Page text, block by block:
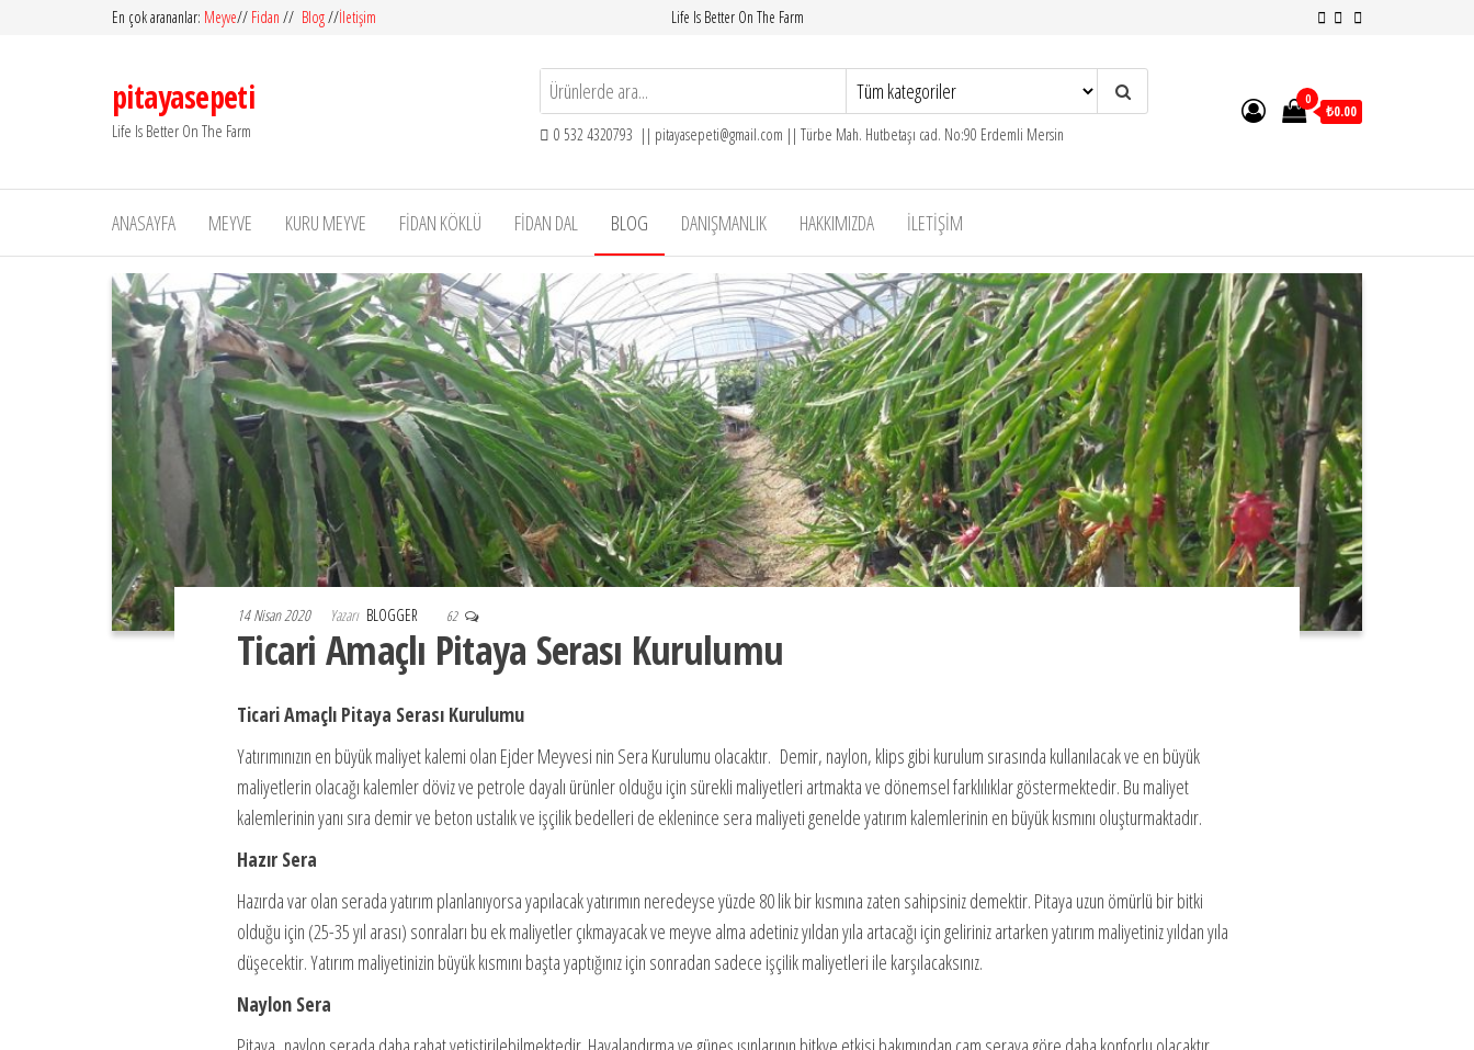
En çok arananlar: Meyve// Fidan // Blog//İletişim Life Is Better On The Farm
pitayasepeti
Life Is Better On The Farm 0 532 4320793 || pitayasepeti@gmail.com || Türbe Mah. Hutbetaşı cad. No:90 Erdemli Mersin
0
₺0.00
ANASAYFA MEYVE KURU MEYVE FIDAN KÖKLÜ FIDAN DAL BLOG DANIŞMANLIK HAKKIMIZDA İLETIŞIM
14 Nisan 2020 Yazarı BLOGGER 62
Ticari Amaçlı Pitaya Serası Kurulumu
Ticari Amaçlı Pitaya Serası Kurulumu
Yatırımınızın en büyük maliyet kalemi olan Ejder Meyvesi nin Sera Kurulumu olacaktır. Demir, naylon, klips gibi kurulum sırasında kullanılacak ve en büyük
maliyetlerin olacağı kalemler döviz ve petrole dayalı ürünler olduğu için sürekli maliyetleri artmakta ve dönemsel farklılıklar göstermektedir. Bu maliyet
kalemlerinin yanı sıra demir ve beton ustalık ve işçilik bedelleri de eklenince sera maliyeti genelde yatırım kalemlerinin en büyük kısmını oluşturmaktadır.
Hazır Sera
Hazırda var olan serada yatırım planlanıyorsa yapılacak yatırımın neredeyse yüzde 80 lik bir kısmına zaten sahipsiniz demektir. Pitaya uzun ömürlü bir bitki
olduğu için (25-35 yıl arası) sonraları bu ek maliyetler çıkmayacak ve meyve alma adetiniz yıldan yıla artacağı için geliriniz artarken yatırım maliyetiniz yıldan yıla
düşecektir. Yatırım maliyetinizin büyük kısmını başta yaptığınız için sonradan sadece işçilik maliyetleri ile karşılacaksınız.
Naylon Sera